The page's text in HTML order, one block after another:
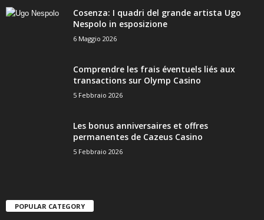
Cosenza: I quadri del grande artista Ugo
Nespolo in esposizione
6 Maggio 2026
Comprendre les frais éventuels liés aux
transactions sur Olymp Casino
5 Febbraio 2026
Les bonus anniversaires et offres
permanentes de Cazeus Casino
5 Febbraio 2026
POPULAR CATEGORY